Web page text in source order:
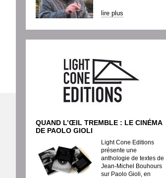
lire plus
QUAND L’ŒIL TREMBLE : LE CINÉMA
DE PAOLO GIOLI
Light Cone Editions
présente une
anthologie de textes de
Jean-Michel Bouhours
sur Paolo Gioli, en